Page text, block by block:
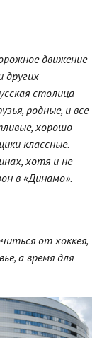
движение
других
столица
родные, и все
хорошо
классные.
хотя и не
в «Динамо».
от хоккея,
а время для